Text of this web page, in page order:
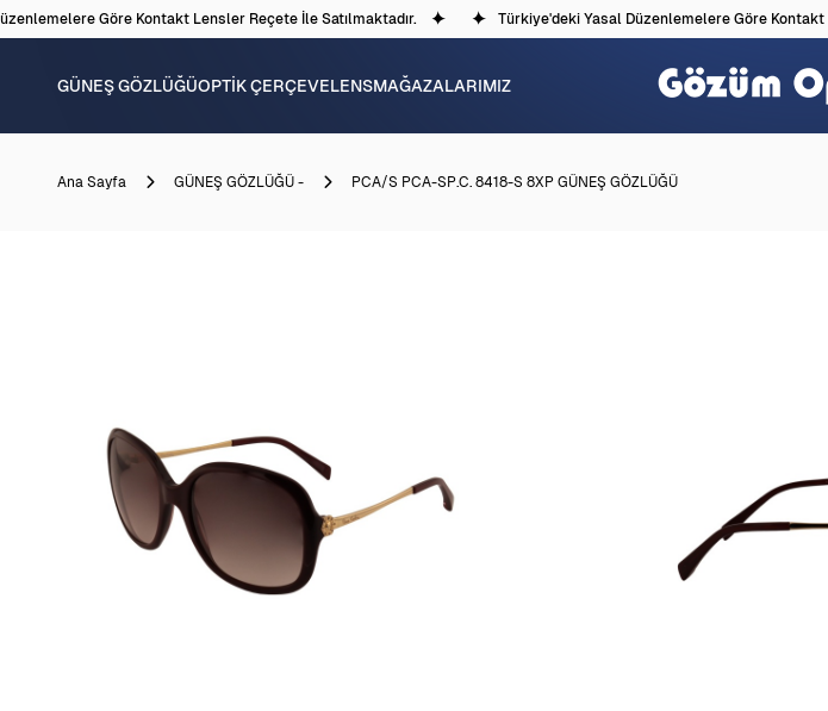
Göre Kontakt Lensler Reçete İle Satılmaktadır. Türkiye'deki Yasal Düzenlemelere Göre Kontakt
GÜNEŞ GÖZLÜĞÜOPTİK ÇERÇEVELENSMAĞAZALARIMIZ
Ana Sayfa GÜNEŞ GÖZLÜĞÜ - PCA/S PCA-SP.C. 8418-S 8XP GÜNEŞ GÖZLÜĞÜ